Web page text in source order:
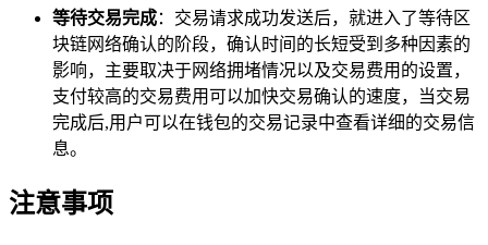
等待交易完成：交易请求成功发送后，就进入了等待区
块链网络确认的阶段，确认时间的长短受到多种因素的
影响，主要取决于网络拥堵情况以及交易费用的设置，
支付较高的交易费用可以加快交易确认的速度，当交易
完成后,用户可以在钱包的交易记录中查看详细的交易信
息。
注意事项